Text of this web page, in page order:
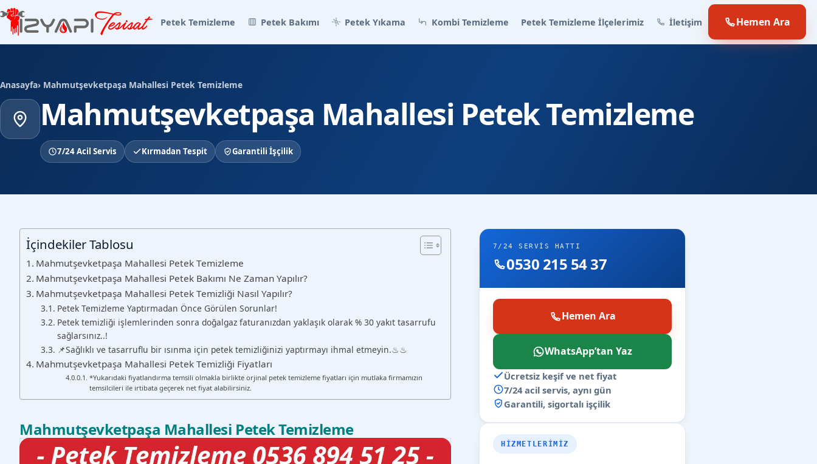
Petek Temizleme Petek Bakımı Petek Yıkama Kombi Temizleme Petek Temizleme İlçelerimiz İletişim Hemen Ara
Anasayfa› Mahmutşevketpaşa Mahallesi Petek Temizleme
Mahmutşevketpaşa Mahallesi Petek Temizleme
7/24 Acil Servis Kırmadan Tespit Garantili İşçilik
İçindekiler Tablosu
Mahmutşevketpaşa Mahallesi Petek Temizleme
Mahmutşevketpaşa Mahallesi Petek Bakımı Ne Zaman Yapılır?
Mahmutşevketpaşa Mahallesi Petek Temizliği Nasıl Yapılır?
Petek Temizleme Yaptırmadan Önce Görülen Sorunlar!
Petek temizliği işlemlerinden sonra doğalgaz faturanızdan yaklaşık olarak % 30 yakıt tasarrufu
sağlarsınız..!
📌Sağlıklı ve tasarruflu bir ısınma için petek temizliğinizi yaptırmayı ihmal etmeyin.♨♨
Mahmutşevketpaşa Mahallesi Petek Temizliği Fiyatları
*Yukarıdaki fiyatlandırma temsili olmakla birlikte orjinal petek temizleme fiyatları için mutlaka firmamızın
temsilcileri ile irtibata geçerek net fiyat alabilirsiniz.
Mahmutşevketpaşa Mahallesi Petek Temizleme
7/24 SERVIS HATTI
0530 215 54 37
Hemen Ara
WhatsApp’tan Yaz
Ücretsiz keşif ve net fiyat
7/24 acil servis, aynı gün
Garantili, sigortalı işçilik
HIZMETLERIMIZ